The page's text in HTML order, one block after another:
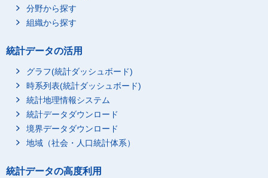
分野から探す
組織から探す
統計データの活用
グラフ(統計ダッシュボード)
時系列表(統計ダッシュボード)
統計地理情報システム
統計データダウンロード
境界データダウンロード
地域（社会・人口統計体系）
統計データの高度利用